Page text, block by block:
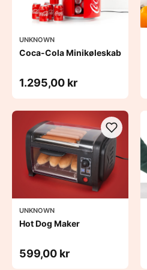
UNKNOWN
Coca-Cola Minikøleskab
1.295,00 kr
UNKNOWN
Hot Dog Maker
599,00 kr